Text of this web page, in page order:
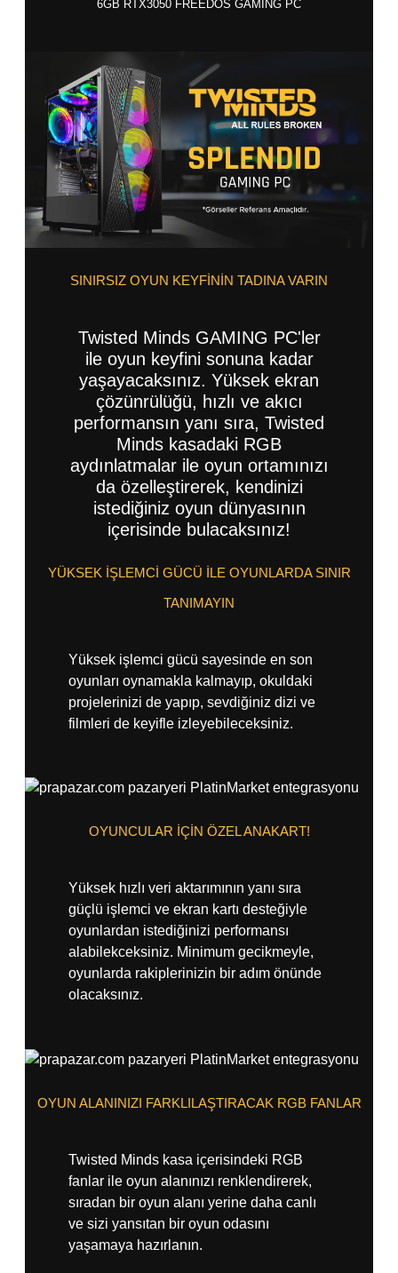
6GB RTX3050 FREEDOS GAMING PC
SINIRSIZ OYUN KEYFİNİN TADINA VARIN
Twisted Minds GAMING PC'ler
ile oyun keyfini sonuna kadar
yaşayacaksınız. Yüksek ekran
çözünrülüğü, hızlı ve akıcı
performansın yanı sıra, Twisted
Minds kasadaki RGB
aydınlatmalar ile oyun ortamınızı
da özelleştirerek, kendinizi
istediğiniz oyun dünyasının
içerisinde bulacaksınız!
YÜKSEK İŞLEMCİ GÜCÜ İLE OYUNLARDA SINIR
TANIMAYIN
Yüksek işlemci gücü sayesinde en son
oyunları oynamakla kalmayıp, okuldaki
projelerinizi de yapıp, sevdiğiniz dizi ve
filmleri de keyifle izleyebileceksiniz.
OYUNCULAR İÇİN ÖZEL ANAKART!
Yüksek hızlı veri aktarımının yanı sıra
güçlü işlemci ve ekran kartı desteğiyle
oyunlardan istediğinizi performansı
alabilekceksiniz. Minimum gecikmeyle,
oyunlarda rakiplerinizin bir adım önünde
olacaksınız.
OYUN ALANINIZI FARKLILAŞTIRACAK RGB FANLAR
Twisted Minds kasa içerisindeki RGB
fanlar ile oyun alanınızı renklendirerek,
sıradan bir oyun alanı yerine daha canlı
ve sizi yansıtan bir oyun odasını
yaşamaya hazırlanın.